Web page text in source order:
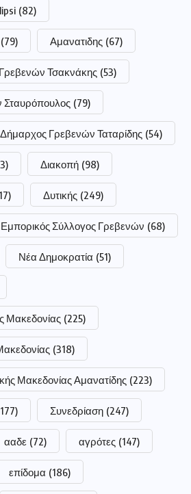
(82)
(79) Αμανατιδης (67)
Τσακνάκης (53)
Σταυρόπουλος (79)
Δήμαρχος Γρεβενών Ταταρίδης (54)
Διακοπή (98)
Δυτικής (249)
Εμπορικός Σύλλογος Γρεβενών (68)
Νέα Δημοκρατία (51)
Μακεδονίας (225)
(318)
Μακεδονίας Αμανατίδης (223)
Συνεδρίαση (247)
ααδε (72) αγρότες (147)
επίδομα (186)